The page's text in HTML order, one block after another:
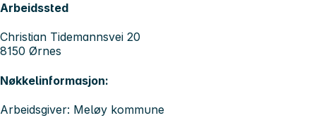
Arbeidssted
Christian Tidemannsvei 20
8150 Ørnes
Nøkkelinformasjon:
Arbeidsgiver: Meløy kommune